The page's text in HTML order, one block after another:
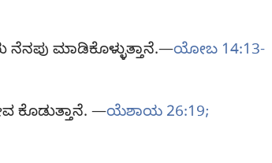
ನೆನಪು ಮಾಡಿಕೊಳ್ಳುತ್ತಾನೆ.—ಯೋಬ 14:13-
ಕೊಡುತ್ತಾನೆ. —ಯೆಶಾಯ 26:19;